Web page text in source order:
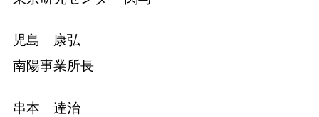
児島 康弘
南陽事業所長
串本 達治